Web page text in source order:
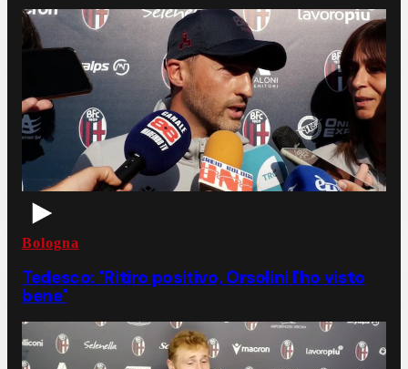
Bologna
Tedesco: "Ritiro positivo, Orsolini l'ho visto
bene"